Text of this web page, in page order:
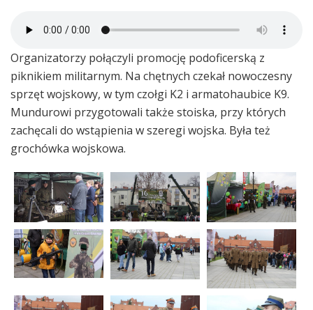
Organizatorzy połączyli promocję podoficerską z
piknikiem militarnym. Na chętnych czekał nowoczesny
sprzęt wojskowy, w tym czołgi K2 i armatohaubice K9.
Mundurowi przygotowali także stoiska, przy których
zachęcali do wstąpienia w szeregi wojska. Była też
grochówka wojskowa.